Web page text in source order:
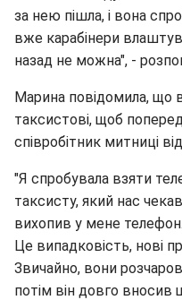
за нею пішла, і вона
вже карабінери
назад не можна", -
Марина повідомила, що
таксистові, щоб
співробітник митниці
"Я спробувала взяти
таксисту, який нас
вихопив у мене
Це випадковість, нові
Звичайно, вони
потім він довго